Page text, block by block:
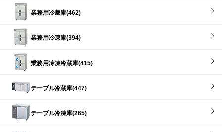
業務用冷蔵庫(462)
業務用冷凍庫(394)
業務用冷凍冷蔵庫(415)
テーブル冷蔵庫(447)
テーブル冷凍庫(265)